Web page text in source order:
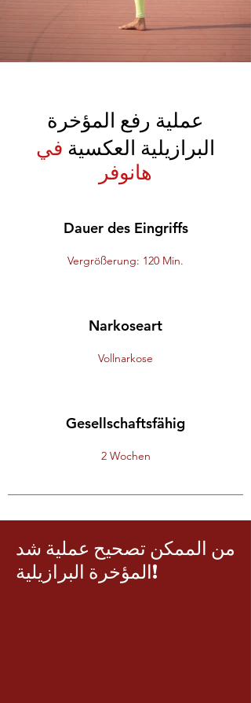
عملية رفع المؤخرة
البرازيلية العكسية في
هانوفر
Dauer des Eingriffs
Vergrößerung: 120 Min.
Narkoseart
Vollnarkose
Gesellschaftsfähig
2 Wochen
من الممكن تصحيح عملية شد
المؤخرة البرازيلية!